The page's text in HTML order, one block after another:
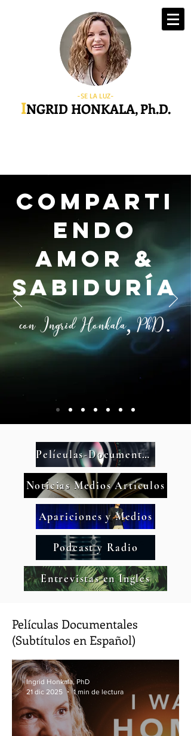
-SE LA LUZ-
INGRID HONKALA, Ph.D.
comparti
endo
AMOR &
SABIDURÍA
con Ingrid Honkala, PhD.
Películas-Documentales
Noticias Medios Artículos
Apariciones y Medios
Podcast y Radio
Entrevistas en Ingles
Películas Documentales
(Subtítulos en Español)
Ingrid Honkala, PhD
21 dic 2025
1 min de lectura